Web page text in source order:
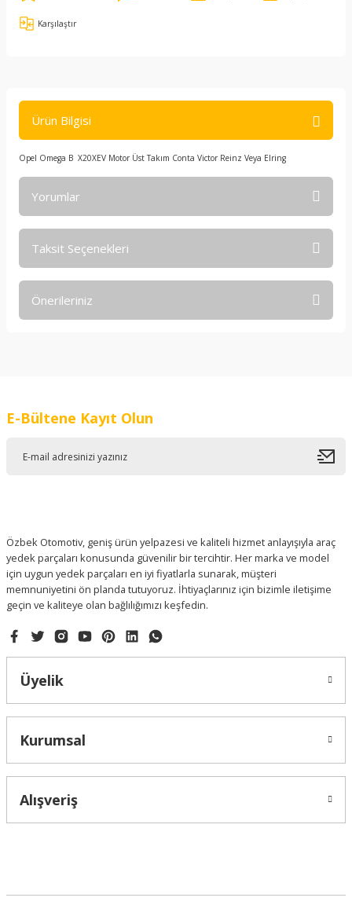
Karşılaştır
Ürün Bilgisi
Opel Omega B X20XEV Motor Üst Takım Conta Victor Reinz Veya Elring
Yorumlar
Taksit Seçenekleri
Önerileriniz
Ürün resmi kalitesiz, bozuk veya görüntülenemiyor.
Gönder
E-Bültene Kayıt Olun
Özbek Otomotiv, geniş ürün yelpazesi ve kaliteli hizmet anlayışıyla araç
yedek parçaları konusunda güvenilir bir tercihtir. Her marka ve model
için uygun yedek parçaları en iyi fiyatlarla sunarak, müşteri
memnuniyetini ön planda tutuyoruz. İhtiyaçlarınız için bizimle iletişime
geçin ve kaliteye olan bağlılığımızı keşfedin.
Üyelik
Kurumsal
Alışveriş